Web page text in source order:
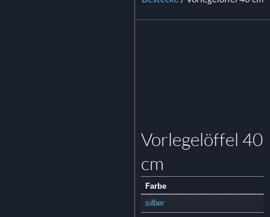
Vorlegelöffel 40
cm
Farbe
silber